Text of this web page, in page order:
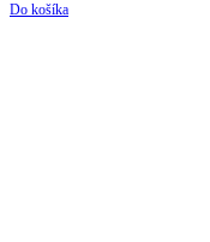
Do košíka